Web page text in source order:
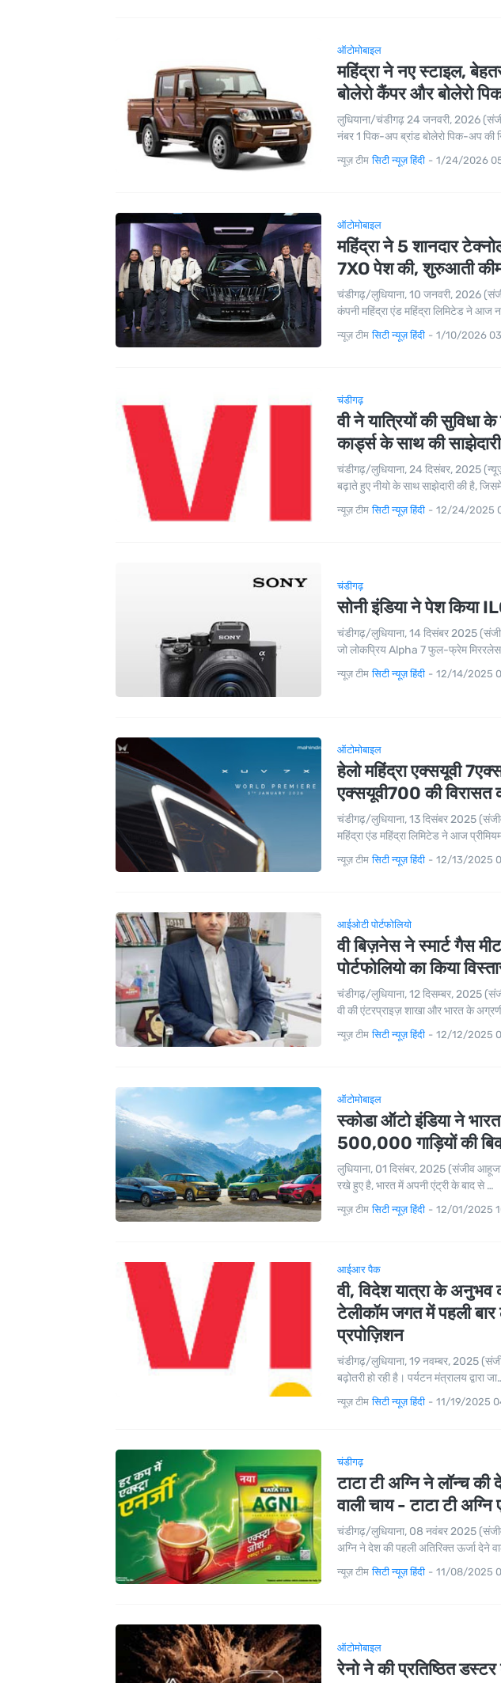
ऑटोमोबाइल
महिंद्रा ने नए स्टाइल,
बोलेरो कैंपर और बोलेरो
लुधियाना/चंडीगढ़ 24 जनवरी, 2026
नंबर 1 पिक-अप ब्रांड बोलेरो पिक-अप की
न्यूज़ टीम सिटी न्यूज़ हिंदी - 1/24/2026
ऑटोमोबाइल
महिंद्रा ने 5 शानदार
7XO पेश की, शुरुआती
चंडीगढ़/लुधियाना, 10 जनवरी, 2026
कंपनी महिंद्रा एंड महिंद्रा लिमिटेड ने आज
न्यूज़ टीम सिटी न्यूज़ हिंदी - 1/10/2026
चंडीगढ़
वी ने यात्रियों की सुविधा
कार्ड्स के साथ की साझेदारी
चंडीगढ़/लुधियाना, 24 दिसंबर, 2025
बढ़ाते हुए नीयो के साथ साझेदारी की है,
न्यूज़ टीम सिटी न्यूज़ हिंदी - 12/24/2025
चंडीगढ़
सोनी इंडिया ने पेश किया
चंडीगढ़/लुधियाना, 14 दिसंबर 2025
जो लोकप्रिय Alpha 7 फुल-फ्रेम
न्यूज़ टीम सिटी न्यूज़ हिंदी - 12/14/2025
ऑटोमोबाइल
हेलो महिंद्रा एक्सयूवी
एक्सयूवी700 की विरासत
चंडीगढ़/लुधियाना, 13 दिसंबर 2025
महिंद्रा एंड महिंद्रा लिमिटेड ने आज
न्यूज़ टीम सिटी न्यूज़ हिंदी - 12/13/2025
आईओटी पोर्टफोलियो
वी बिज़नेस ने स्मार्ट गैस
पोर्टफोलियो का किया
चंडीगढ़/लुधियाना, 12 दिसम्बर, 2025
वी की एंटरप्राइज़ शाखा और भारत के
न्यूज़ टीम सिटी न्यूज़ हिंदी - 12/12/2025
ऑटोमोबाइल
स्कोडा ऑटो इंडिया ने
500,000 गाड़ियों की
लुधियाना, 01 दिसंबर, 2025 (संजीव
रखे हुए है, भारत में अपनी एंट्री के बाद से …
न्यूज़ टीम सिटी न्यूज़ हिंदी - 12/01/2025
आईआर पैक
वी, विदेश यात्रा के अनुभव
टेलीकॉम जगत में पहली
प्रपोज़िशन
चंडीगढ़/लुधियाना, 19 नवम्बर, 2025
बढ़ोतरी हो रही है। पर्यटन मंत्रालय द्वारा
न्यूज़ टीम सिटी न्यूज़ हिंदी - 11/19/2025
चंडीगढ़
टाटा टी अग्नि ने लॉन्च
वाली चाय - टाटा टी अग्नि
चंडीगढ़/लुधियाना, 08 नवंबर 2025
अग्नि ने देश की पहली अतिरिक्त ऊर्जा देने
न्यूज़ टीम सिटी न्यूज़ हिंदी - 11/08/2025
ऑटोमोबाइल
रेनो ने की प्रतिष्ठित डस्टर